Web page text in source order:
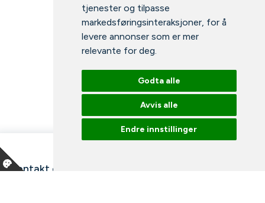
tjenester og tilpasse
markedsføringsinteraksjoner, for å
levere annonser som er mer
relevante for deg.
Godta alle
Avvis alle
Endre innstillinger
Kontakt oss